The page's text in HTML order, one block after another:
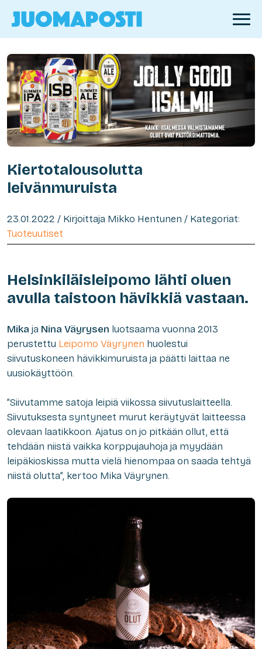
Kiertotalousolutta
leivänmuruista
23.01.2022 / Kirjoittaja Mikko Hentunen / Kategoriat:
Tuoteuutiset
Helsinkiläisleipomo lähti oluen
avulla taistoon hävikkiä vastaan.
Mika ja Nina Väyrysen luotsaama vuonna 2013
perustettu Leipomo Väyrynen huolestui
siivutuskoneen hävikkimuruista ja päätti laittaa ne
uusiokäyttöön.
”Siivutamme satoja leipiä viikossa siivutuslaitteella.
Siivutuksesta syntyneet murut keräytyvät laitteessa
olevaan laatikkoon. Ajatus on jo pitkään ollut, että
tehdään niistä vaikka korppujauhoja ja myydään
leipäkioskissa mutta vielä hienompaa on saada tehtyä
niistä olutta”, kertoo Mika Väyrynen.